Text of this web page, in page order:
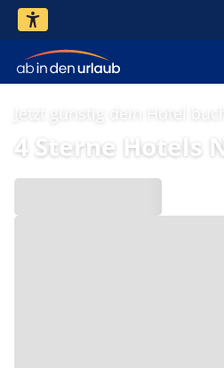
Jetzt günstig dein Hotel
4 Sterne Hotels